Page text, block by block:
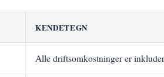
KENDETEGN
Alle driftsomkostninger er